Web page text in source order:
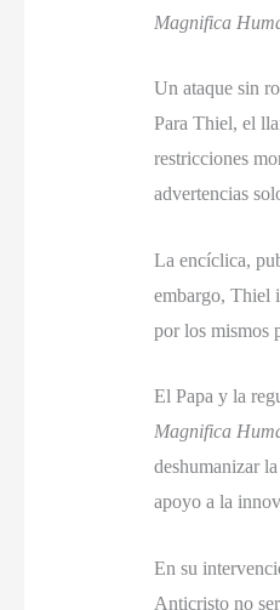
Magnifica
Un ataque sin
Para Thiel, el
restricciones
advertencias
La encíclica,
embargo, Thiel
por los mismos
El Papa y la
Magnifica
deshumanizar
apoyo a la
En su
Anticristo no